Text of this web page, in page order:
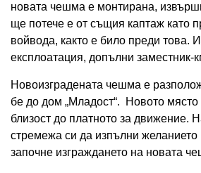
новата чешма е монтирана,
ще потече е от същия каптаж като
войвода, както е било преди това.
експлоатация, допълни заместник-
Новоизградената чешма е
бе до дом „Младост“. Новото
близост до платното за движение.
стремежа си да изпълни
започне изграждането на новата